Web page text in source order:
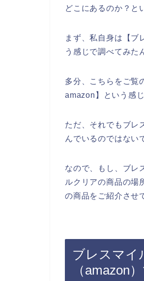
どこにあるのか？と
まず、私自身は【
う感じで調べてみた
多分、こちらをご
amazon】という感
ただ、それでもブレ
んでいるのではない
なので、もし、ブレ
ルクリアの商品の場
の商品をご紹介させ
ブレスマイ
（amazon